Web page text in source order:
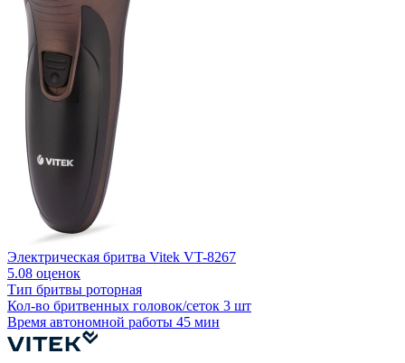
Электрическая бритва Vitek VT-8267
5.08 оценок
Тип бритвы роторная
Кол-во бритвенных головок/сеток 3 шт
Время автономной работы 45 мин